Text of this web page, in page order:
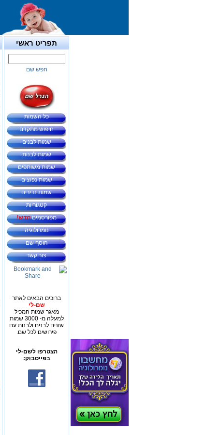
תפריט ראשי
חפש שם
כל השמות
חיפוש מתקדם
שמות לבנים
שמות לבנות
שמות משותפים
שמות נפוצים
שמות נדירים
קטגוריות
מפורסמיםחדש!
נומרולוגיה
הוסף שם
צור קשר
ברוכים הבאים לאתר
שם-לי
מאגר שמות המכיל
למעלה מ- 3000 שמות
שונים לבנים ולבנות עם
פירושים לכל שם.
הצטרפו לשם-לי
בפייסבוק: